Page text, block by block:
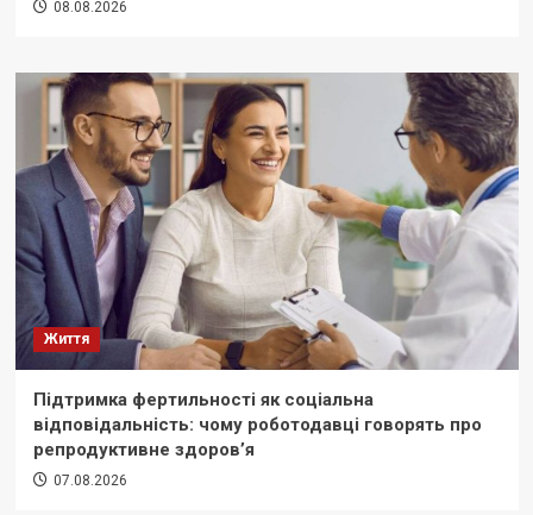
08.08.2026
Життя
Підтримка фертильності як соціальна
відповідальність: чому роботодавці говорять про
репродуктивне здоров’я
07.08.2026